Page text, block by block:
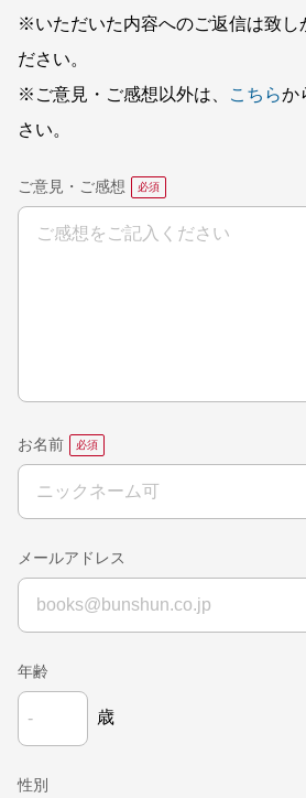
※いただいた内容へのご返信は致し
ださい。
※ご意見・ご感想以外は、
こちらか
さい。
ご意見・ご感想
お名前
メールアドレス
年齢
歳
性別